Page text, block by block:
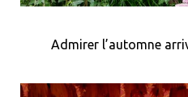
Admirer l’automne